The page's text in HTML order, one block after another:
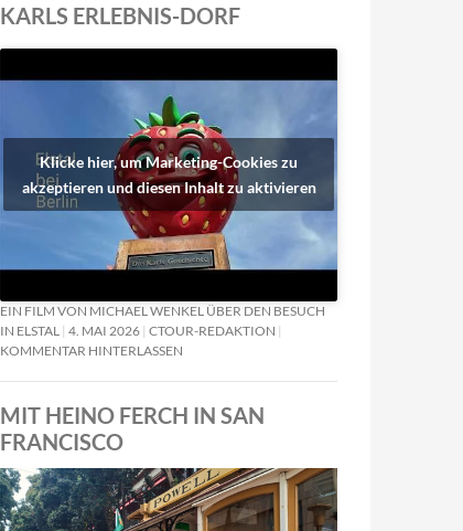
KARLS ERLEBNIS-DORF
Klicke hier, um Marketing-Cookies zu
akzeptieren und diesen Inhalt zu aktivieren
EIN FILM VON MICHAEL WENKEL ÜBER DEN BESUCH
IN ELSTAL 4. MAI 2026 CTOUR-REDAKTION
KOMMENTAR HINTERLASSEN
MIT HEINO FERCH IN SAN
FRANCISCO